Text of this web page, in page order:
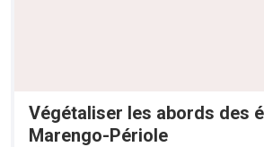
Végétaliser les abords des
Marengo-Périole